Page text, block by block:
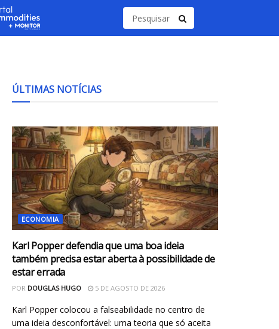
ÚLTIMAS NOTÍCIAS
ECONOMIA
Karl Popper defendia que uma boa ideia
também precisa estar aberta à possibilidade de
estar errada
POR DOUGLAS HUGO 5 DE AGOSTO DE 2026
Karl Popper colocou a falseabilidade no centro de
uma ideia desconfortável: uma teoria que só aceita